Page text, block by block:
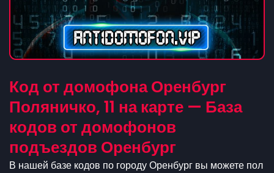
Код от домофона Оренбург
Поляничко, 11 на карте — База
кодов от домофонов
подъездов Оренбург
В нашей базе кодов по городу Оренбург вы можете пол